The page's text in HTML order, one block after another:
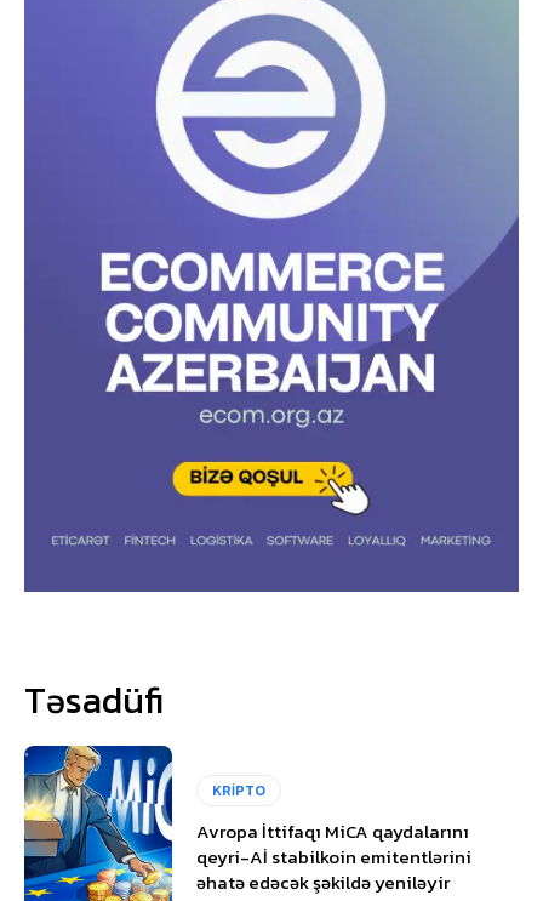
Təsadüfi
KRİPTO
Avropa İttifaqı MiCA qaydalarını
qeyri-Aİ stabilkoin emitentlərini
əhatə edəcək şəkildə yeniləyir